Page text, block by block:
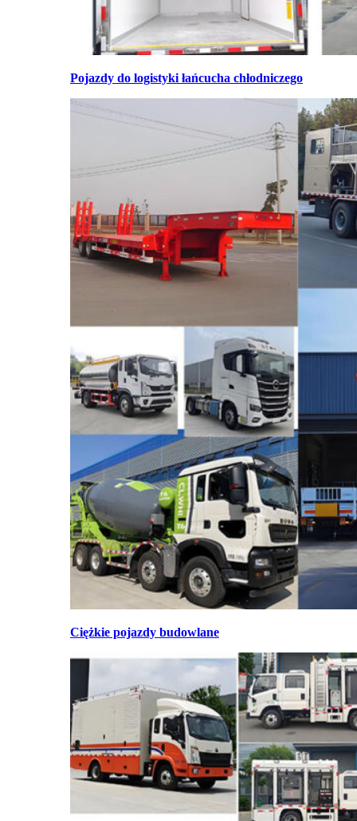
Pojazdy do logistyki łańcucha chłodniczego
Ciężkie pojazdy budowlane